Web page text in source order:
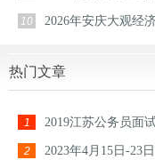
10 2026年安庆大观经
热门文章
1 2019江苏公务员面
2 2023年4月15日-23